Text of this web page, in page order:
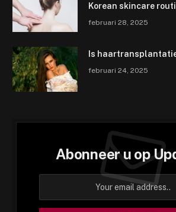
Korean skincare
februari 28, 2025
Is
februari 24, 2025
Abonneer u op